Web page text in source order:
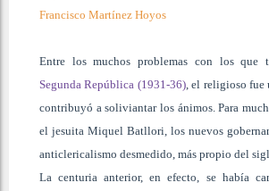
Francisco Martínez Hoyos
Entre los muchos problemas con los
Segunda República (1931-36), el religioso fue
contribuyó a soliviantar los ánimos. Para
el jesuita Miquel Batllori, los nuevos
anticlericalismo desmedido, más propio del
La centuria anterior, en efecto, se había